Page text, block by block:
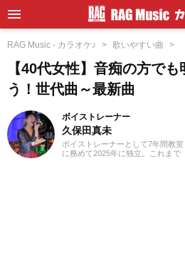
RAG Music - カラオケ♪ 歌いやすい曲
【40代女性】音痴の方で
う！世代曲～最新曲
ボイストレーナー
久保田真未
ボイストレーナーとして7年間教室
に務めて2025年に独立。これまで